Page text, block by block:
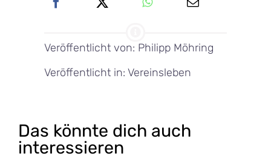
Veröffentlicht von: Philipp Möhring
Veröffentlicht in: Vereinsleben
Das könnte dich auch
interessieren